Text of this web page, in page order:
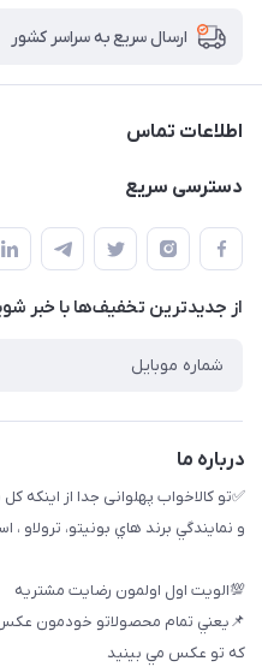
ارسال سریع به سراسر کشور
اطلاعات تماس
09174090037
09174090035
بوشهر ، بندر ديلم، خيابان
پنجمين فروشگاه كالاخواب
دسترسی سریع
حساب کاربری
راهنماي خريد
لیست محصولات
تماس با ما
از جدید‌ترین تخفیف‌ها با‌ خبر
درباره ما
✅تو كالاخواب پهلوانى جدا از اينكه
و نمايندگي برند هاي بونيتو، ترولاو
💯الويت اول اولمون رضايت مشتريه
📌يعني تمام محصولاتو خودمون
كه تو عكس مي بينيد